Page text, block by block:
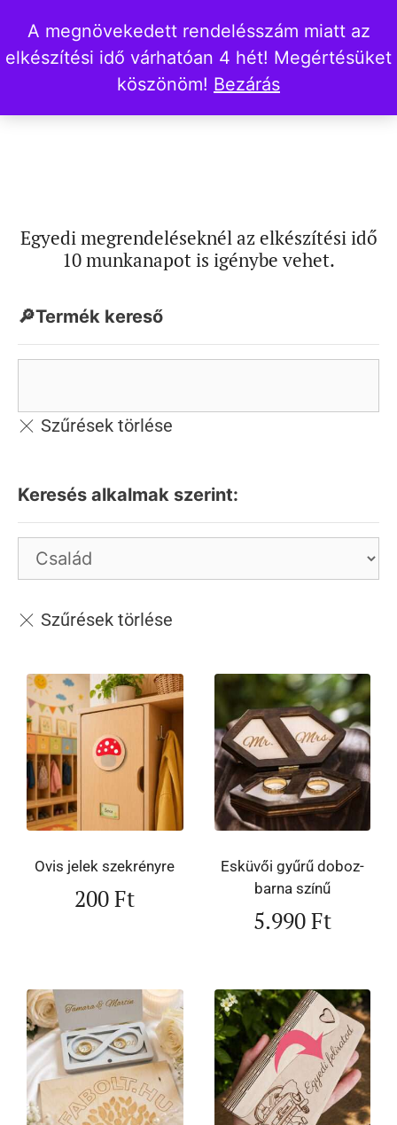
A megnövekedett rendelésszám miatt az
elkészítési idő várhatóan 4 hét! Megértésüket
köszönöm! Bezárás
Egyedi megrendeléseknél az elkészítési idő
10 munkanapot is igénybe vehet.
🔎Termék kereső
Keresés alkalmak szerint:
Ovis jelek szekrényre
200Ft
Esküvői gyűrű doboz-
barna színű
5.990Ft